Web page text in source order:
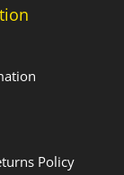
Policy